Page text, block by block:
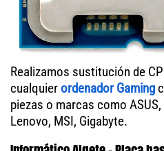
Realizamos sustitución de
cualquierordenador Gaming
piezas o marcas como
Lenovo, MSI, Gigabyte.